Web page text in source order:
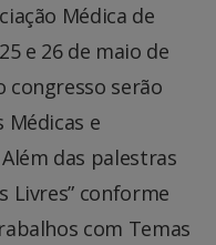
Médica de
e 26 de maio de
congresso serão
Médicas e
das palestras
Livres” conforme
com Temas